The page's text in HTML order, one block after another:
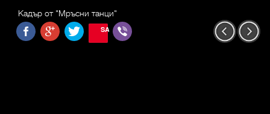
Кадър от "Мръсни танци"
SAVE